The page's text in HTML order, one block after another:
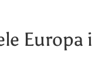
Europa i